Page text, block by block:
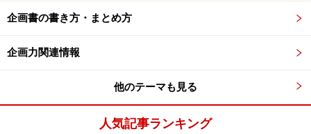
乗れば気持ちが高揚する。コカ・コーラが手元
にあれば元気が出るし、Hallmarkのカードが届
ールな気分になるし、Lexusを運転すれば成功者
の仲間入りだ。Appleを使っている自分はクリエ
イティブで、Quaker Oatsのホットシリアルを作
企画書の書き方・まとめ方
企画力関連情報
他のテーマも見る
人気記事ランキング